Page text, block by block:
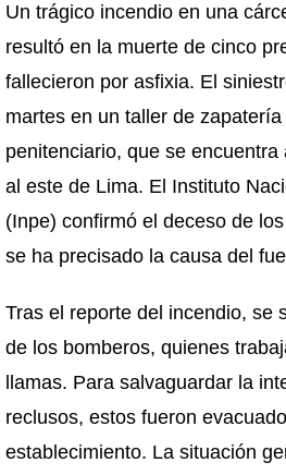
Un trágico incendio en una
resultó en la muerte de cinco
fallecieron por asfixia. El
martes en un taller de
penitenciario, que se
al este de Lima. El Instituto
(Inpe) confirmó el deceso de
se ha precisado la causa del
Tras el reporte del incendio, se
de los bomberos, quienes
llamas. Para salvaguardar la
reclusos, estos fueron
establecimiento. La situación